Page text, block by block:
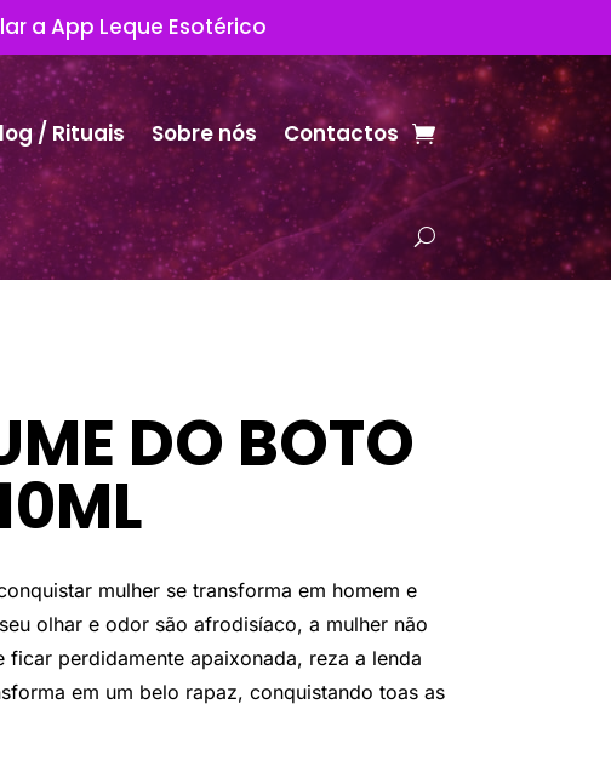
a App Leque Esotérico
/ Rituais Sobre nós Contactos
DO BOTO
mulher se transforma em homem e
olhar e odor são afrodisíaco, a mulher não
ficar perdidamente apaixonada, reza a lenda
em um belo rapaz, conquistando toas as